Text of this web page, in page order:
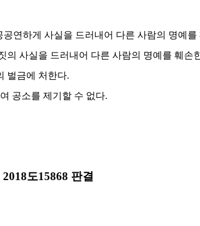
연하게 사실을 드러내어 다른 사람의 명예를
의 사실을 드러내어 다른 사람의 명예를 훼손
벌금에 처한다.
공소를 제기할 수 없다.
2018도15868 판결